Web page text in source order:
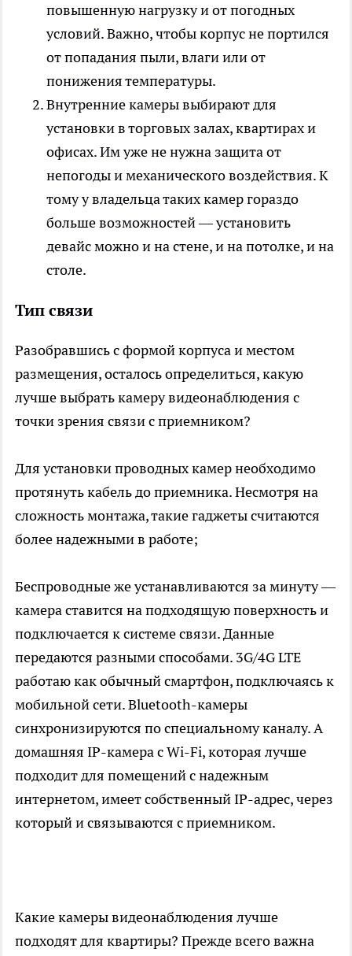
повышенную нагрузку и от погодных
условий. Важно, чтобы корпус не портился
от попадания пыли, влаги или от
понижения температуры.
Внутренние камеры выбирают для
установки в торговых залах, квартирах и
офисах. Им уже не нужна защита от
непогоды и механического воздействия. К
тому у владельца таких камер гораздо
больше возможностей — установить
девайс можно и на стене, и на потолке, и на
столе.
Тип связи
Разобравшись с формой корпуса и местом
размещения, осталось определиться, какую
лучше выбрать камеру видеонаблюдения с
точки зрения связи с приемником?
Для установки проводных камер необходимо
протянуть кабель до приемника. Несмотря на
сложность монтажа, такие гаджеты считаются
более надежными в работе;
Беспроводные же устанавливаются за минуту —
камера ставится на подходящую поверхность и
подключается к системе связи. Данные
передаются разными способами. 3G/4G LTE
работаю как обычный смартфон, подключаясь к
мобильной сети. Bluetooth-камеры
синхронизируются по специальному каналу. А
домашняя IP-камера с Wi-Fi, которая лучше
подходит для помещений с надежным
интернетом, имеет собственный IP-адрес, через
который и связываются с приемником.
Какие камеры видеонаблюдения лучше
подходят для квартиры? Прежде всего важна